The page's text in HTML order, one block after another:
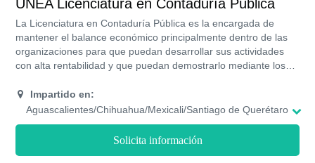
UNEA Licenciatura en Contaduría Pública
La Licenciatura en Contaduría Pública es la encargada de
mantener el balance económico principalmente dentro de las
organizaciones para que puedan desarrollar sus actividades
con alta rentabilidad y que puedan demostrarlo mediante los
para poder estudiar esta carrera, una de ellas es la modalidad
semi presencial , y por otro lado su modalidad en línea.
acceder desde la página de la UNEA y donde encontrarás los
Impartido en:
Aguascalientes/Chihuahua/Mexicali/Santiago de Querétaro
Solicita información